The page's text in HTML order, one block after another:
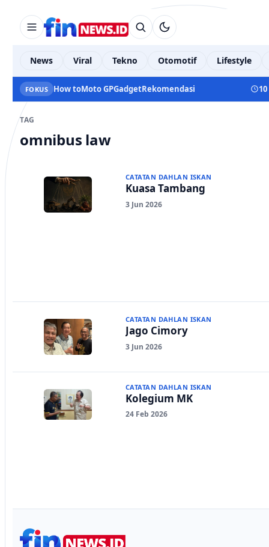
News Viral Tekno Otomotif Lifestyle
FOKUS How toMoto GPGadgetRekomendasi
TAG
omnibus law
CATATAN DAHLAN ISKAN
Kuasa Tambang
3 Jun 2026
CATATAN DAHLAN ISKAN
Jago Cimory
3 Jun 2026
CATATAN DAHLAN ISKAN
Kolegium MK
24 Feb 2026